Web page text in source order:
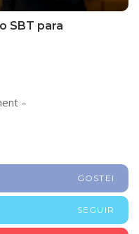
SBT para
–
GOSTEI
SEGUIR